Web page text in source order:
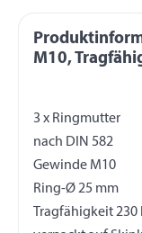
M10,
3 x Ringmutter
nach DIN 582
Gewinde M10
Ring-Ø 25 mm
Tragfähigkeit 230